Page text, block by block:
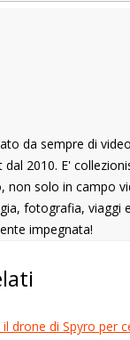
da sempre di
dal 2010. E'
non solo in campo
fotografia, viaggi
impegnata!